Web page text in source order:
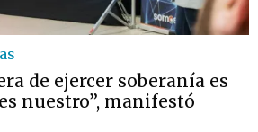
de ejercer soberanía es
nuestro”, manifestó